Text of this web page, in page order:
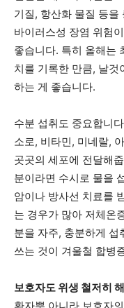
기질, 항산화 물질 등을
바이러스성 장염 위험
좋습니다. 특히 올해는
치를 기록한 만큼, 날것
하는 게 좋습니다.
수분 섭취도 중요합니
소로, 비타민, 미네랄,
곳곳의 세포에 전달해
분이라면 수시로 물을
암이나 방사선 치료를
는 경우가 많아 저체온
분을 자주, 충분하게 섭
쓰는 것이 겨울철 합병
보호자도 위생 철저히